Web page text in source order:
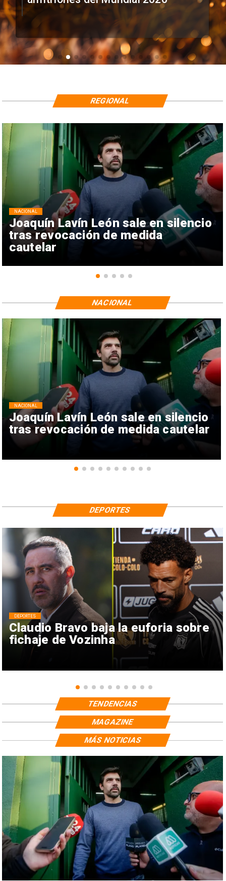
Joaquín Lavín León sale en silencio
tras revocación de medida
cautelar
NACIONAL
REGIONAL
Joaquín Lavín León sale en silencio
tras revocación de medida cautelar
NACIONAL
NACIONAL
Claudio Bravo baja la euforia sobre
fichaje de Vozinha
DEPORTES
DEPORTES
TENDENCIAS
MAGAZINE
MÁS NOTICIAS